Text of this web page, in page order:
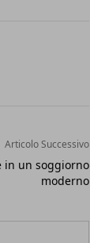
Articolo Successivo
in un soggiorno
moderno